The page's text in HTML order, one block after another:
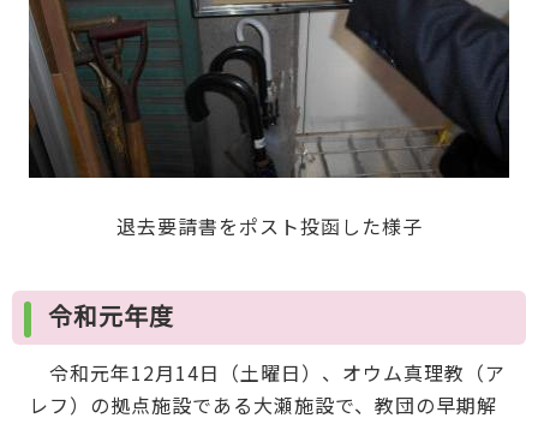
退去要請書をポスト投函した様子
令和元年度
令和元年12月14日（土曜日）、オウム真理教（ア
レフ）の拠点施設である大瀬施設で、教団の早期解